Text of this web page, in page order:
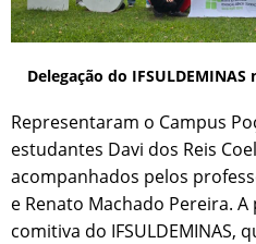
Delegação do
Representaram o Campus
estudantes Davi dos Reis
acompanhados pelos
e Renato Machado Pereira.
comitiva do IFSULDEMINAS,